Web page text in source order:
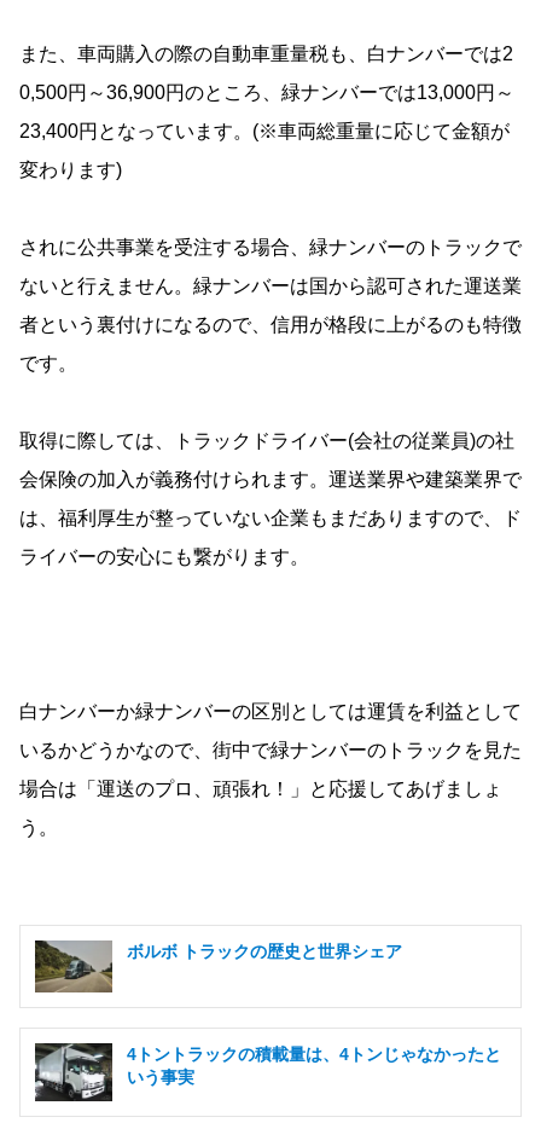
また、車両購入の際の自動車重量税も、白ナンバーでは2
0,500円～36,900円のところ、緑ナンバーでは13,000円～
23,400円となっています。(※車両総重量に応じて金額が
変わります)
されに公共事業を受注する場合、緑ナンバーのトラックで
ないと行えません。緑ナンバーは国から認可された運送業
者という裏付けになるので、信用が格段に上がるのも特徴
です。
取得に際しては、トラックドライバー(会社の従業員)の社
会保険の加入が義務付けられます。運送業界や建築業界で
は、福利厚生が整っていない企業もまだありますので、ド
ライバーの安心にも繋がります。
白ナンバーか緑ナンバーの区別としては運賃を利益として
いるかどうかなので、街中で緑ナンバーのトラックを見た
場合は「運送のプロ、頑張れ！」と応援してあげましょ
う。
ボルボ トラックの歴史と世界シェア
4トントラックの積載量は、4トンじゃなかったと
いう事実